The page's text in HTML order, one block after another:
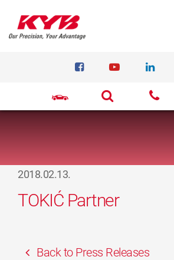
2018.02.13.
TOKIĆ Partner
Back to Press Releases